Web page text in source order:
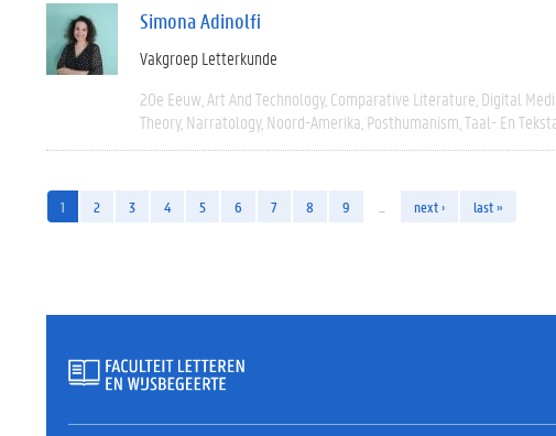
Simona Adinolfi
Vakgroep Letterkunde
20e Eeuw Art And Technology Comparative Literature Digital
Theory Narratology Noord-Amerika Posthumanism Taal- En
1 2 3 4 5 6 7 8 9 next › last »